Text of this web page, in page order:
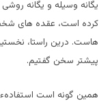
یگانه وسیله و یگانه
کرده است، عقده های
هاست. درین راستا،
پیشتر سخن گفتیم.
همین گونه است